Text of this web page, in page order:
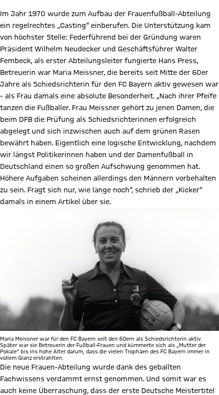
Im Jahr 1970 wurde zum Aufbau der Frauenfußball-Abteilung
ein regelrechtes „Casting“ einberufen. Die Unterstützung kam
von höchster Stelle: Federführend bei der Gründung waren
Präsident Wilhelm Neudecker und Geschäftsführer Walter
Fembeck, als erster Abteilungsleiter fungierte Hans Press,
Betreuerin war Maria Meissner, die bereits seit Mitte der 60er
Jahre als Schiedsrichterin für den FC Bayern aktiv gewesen war
- als Frau damals eine absolute Besonderheit. „Nach ihrer Pfeife
tanzen die Fußballer. Frau Meissner gehört zu jenen Damen, die
beim DFB die Prüfung als Schiedsrichterinnen erfolgreich
abgelegt und sich inzwischen auch auf dem grünen Rasen
bewährt haben. Eigentlich eine logische Entwicklung, nachdem
wir längst Politikerinnen haben und der Damenfußball in
Deutschland einen so großen Aufschwung genommen hat.
Höhere Aufgaben scheinen allerdings den Männern vorbehalten
zu sein. Fragt sich nur, wie lange noch“, schrieb der „Kicker“
damals in einem Artikel über sie.
Maria Meissner war für den FC Bayern seit den 60ern als Schiedsrichterin aktiv.
Später war sie Betreuerin der Fußball-Frauen und kümmerte sich als „Mutter der
Pokale“ bis ins hohe Alter darum, dass die vielen Trophäen des FC Bayern immer in
vollem Glanz erstrahlten.
Die neue Frauen-Abteilung wurde dank des geballten
Fachwissens verdammt ernst genommen. Und somit war es
auch keine Überraschung, dass der erste Deutsche Meistertitel